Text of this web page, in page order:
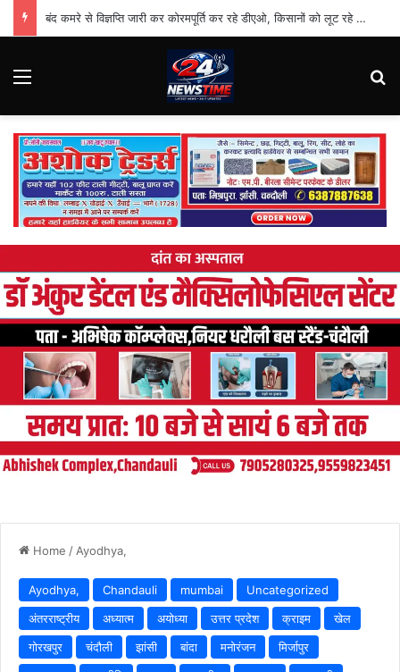
बंद कमरे से विज्ञप्ति जारी कर कोरमपूर्ति कर रहे डीएओ, किसानों को लूट रहे निजी दुकानदार
Menu
Home / Ayodhya,
Ayodhya, Chandauli mumbai
Uncategorized
अंतरराष्ट्रीय
अध्यात्म अयोध्या उत्तर प्रदेश क्राइम
खेल
गोरखपुर
चंदौली झांसी बांदा मनोरंजन
मिर्जापुर